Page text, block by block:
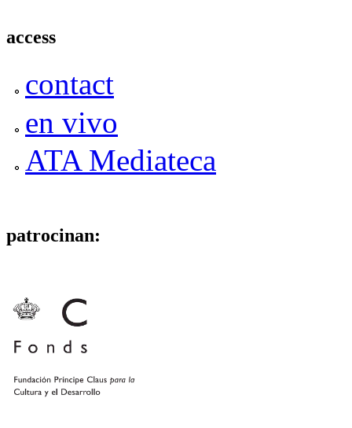
access
contact
en vivo
ATA Mediateca
patrocinan: